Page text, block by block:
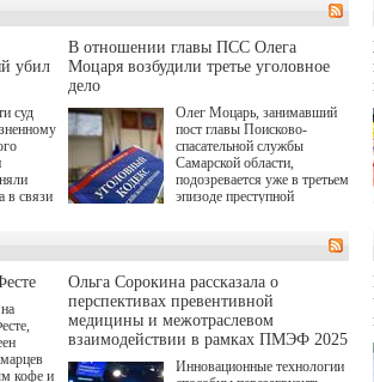
Живайкина, направленные
на трудоустройство и более
спокойную адаптацию к
мирной жизни.
убил
суд
в связи
В отношении главы ПСС Олега
Моцаря возбудили третье уголовное
дело
Олег Моцарь, занимавший
пост главы Поисково-
спасательной службы
Самарской области,
подозревается уже в третьем
эпизоде преступной
о превышении полномочий,
а сам он находится в СИЗО.
кофе и
Ольга Сорокина рассказала о
перспективах превентивной
медицины и межотраслевом
взаимодействии в рамках ПМЭФ 2025
Инновационные технологии